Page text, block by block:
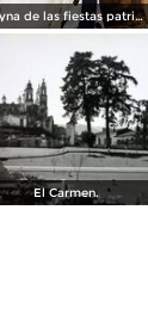
Reyna de las fiestas patrias de Teziutlán, Puebla 1923
El Carmen.